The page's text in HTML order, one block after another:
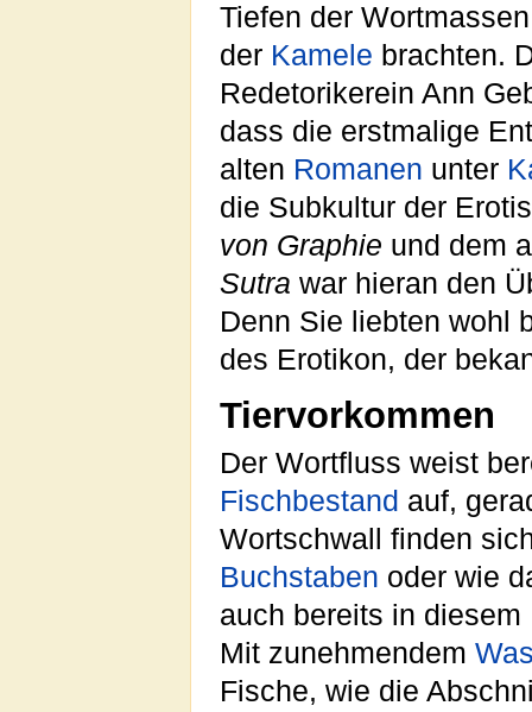
Tiefen der
der Kamele brachten.
Redetorikerein Ann
dass die erstmalige
alten Romanen unter
die Subkultur der
von Graphie und dem
Sutra war hieran den
Denn Sie liebten wohl
des Erotikon, der
Tiervorkommen
Der Wortfluss weist
Fischbestand auf,
Wortschwall finden
Buchstaben oder wie
auch bereits in
Mit zunehmendem
Fische, wie die